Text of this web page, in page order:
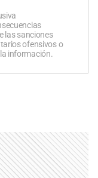
las sanciones
ofensivos o
información.